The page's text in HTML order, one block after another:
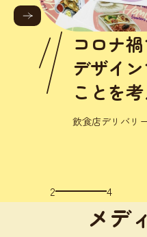
コロナ禍
デザインで
ことを考
飲食店デリバリー応
3 4
メデ